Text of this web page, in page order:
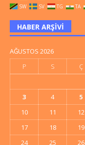
SW
SV TG TA
HABER ARŞIVI
AĞUSTOS 2026
P
S Ç
3
4 5
10
11 12
17
18 19
24
25 26